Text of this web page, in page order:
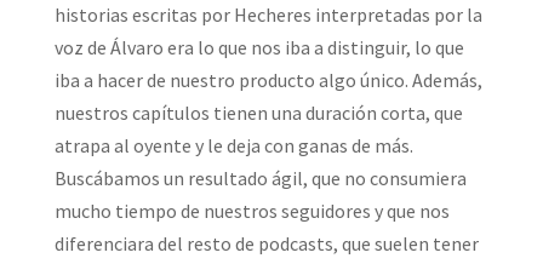
historias escritas por Hecheres interpretadas por la
voz de Álvaro era lo que nos iba a distinguir, lo que
iba a hacer de nuestro producto algo único. Además,
nuestros capítulos tienen una duración corta, que
atrapa al oyente y le deja con ganas de más.
Buscábamos un resultado ágil, que no consumiera
mucho tiempo de nuestros seguidores y que nos
diferenciara del resto de podcasts, que suelen tener